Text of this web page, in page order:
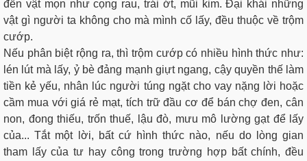
đến vật mọn như cọng rau, trái ớt, mũi kim. Ðại khái những
vật gì người ta không cho mà mình cố lấy, đều thuộc về trộm
cướp.
Nếu phân biệt rộng ra, thì trộm cướp có nhiều hình thức như:
lén lút mà lấy, ỷ bè đảng mạnh giựt ngang, cậy quyền thế làm
tiền kẻ yếu, nhân lúc người túng ngặt cho vay nặng lời hoặc
cầm mua với giá rẻ mạt, tích trữ đầu cơ để bán chợ đen, cân
non, đong thiếu, trốn thuế, lậu đò, mưu mô lường gạt để lấy
của... Tắt một lời, bất cứ hình thức nào, nếu do lòng gian
tham lấy của tư hay công trong trường hợp bất chính, đều